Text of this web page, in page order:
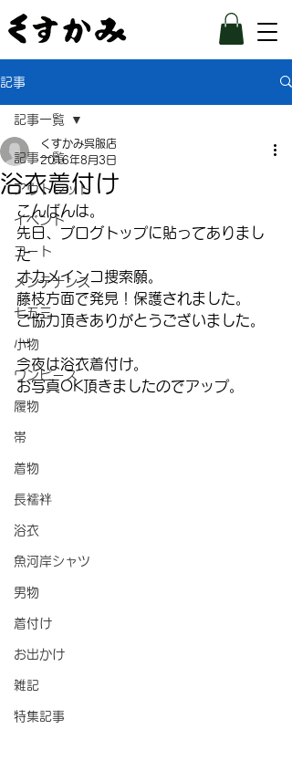
記事
記事一覧
アウトレット
イベント
コート
メンテナンス
七五三
小物
ワンピース
履物
帯
着物
長襦袢
浴衣
魚河岸シャツ
男物
着付け
お出かけ
雑記
特集記事
記事一覧
浴衣着付け
くすかみ呉服店
2016年8月3日
こんばんは。
先日、ブログトップに貼ってありまし
た
オカメインコ捜索願。
藤枝方面で発見！保護されました。
ご協力頂きありがとうございました。
ー
今夜は浴衣着付け。
お写真OK頂きましたのでアップ。